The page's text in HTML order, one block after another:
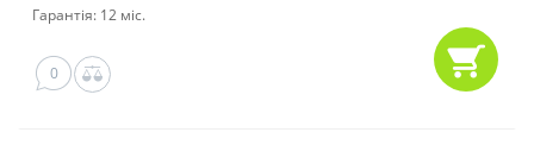
Гарантія: 12 міс.
0